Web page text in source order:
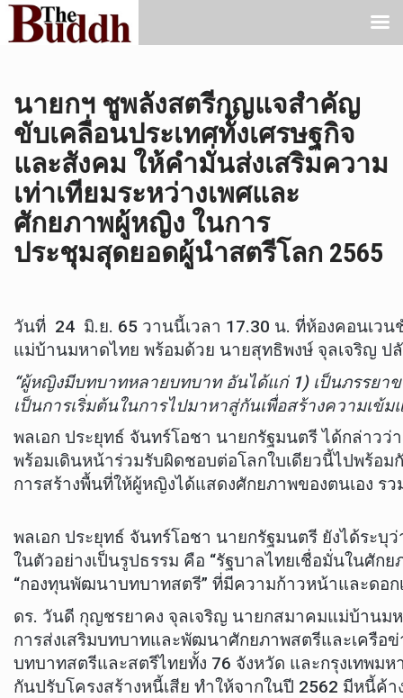
นายกฯ ชูพลังสตรีกุญแจสำคัญ
ขับเคลื่อนประเทศทั้งเศรษฐกิจ
และสังคม ให้คำมั่นส่งเสริมความ
เท่าเทียมระหว่างเพศและ
ศักยภาพผู้หญิง ในการ
ประชุมสุดยอดผู้นำสตรีโลก 2565
วันที่ 24 มิ.ย. 65 วานนี้เวลา 17.30 น. ที่ห้องคอนเวน
แม่บ้านมหาดไทย พร้อมด้วย นายสุทธิพงษ์ จุลเจริญ ป
“ผู้หญิงมีบทบาทหลายบทบาท อันได้แก่ 1) เป็นภรรยา
เป็นการเริ่มต้นในการไปมาหาสู่กันเพื่อสร้างความเข้ม
พลเอก ประยุทธ์ จันทร์โอชา นายกรัฐมนตรี ได้กล่าว
พร้อมเดินหน้าร่วมรับผิดชอบต่อโลกใบเดียวนี้ไปพร้อม
การสร้างพื้นที่ให้ผู้หญิงได้แสดงศักยภาพของตนเอง ร
พลเอก ประยุทธ์ จันทร์โอชา นายกรัฐมนตรี ยังได้ระ
ในตัวอย่างเป็นรูปธรรม คือ “รัฐบาลไทยเชื่อมั่นในศั
“กองทุนพัฒนาบทบาทสตรี” ที่มีความก้าวหน้าและดอ
ดร. วันดี กุญชรยาคง จุลเจริญ นายกสมาคมแม่บ้านมห
การส่งเสริมบทบาทและพัฒนาศักยภาพสตรีและเครื
บทบาทสตรีและสตรีไทยทั้ง 76 จังหวัด และกรุงเทพม
กันปรับโครงสร้างหนี้เสีย ทำให้จากในปี 2562 มีหนี้